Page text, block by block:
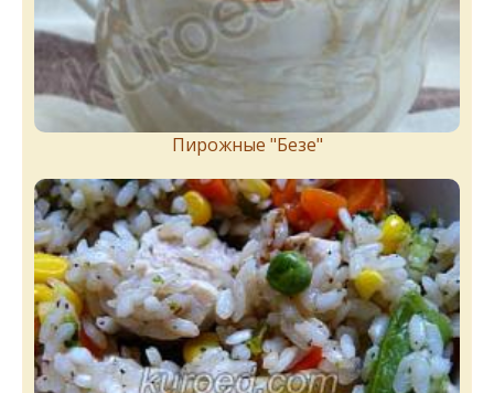
Пирожныe "Бeзe"